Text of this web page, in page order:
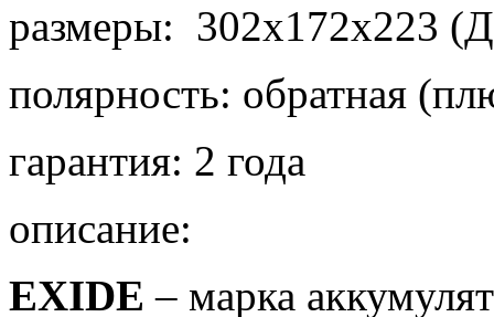
размеры: 302x172x223
полярность: обратная
гарантия: 2 года
описание:
EXIDE– марка